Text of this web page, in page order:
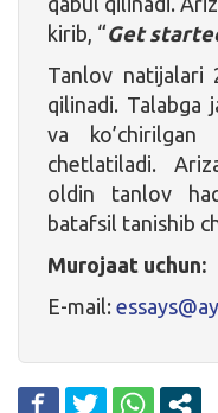
kirib, “Get
Tanlov natijalari
qilinadi. Talabga
va ko’chirilgan
chetlatiladi.
oldin tanlov
batafsil tanishib
Murojaat uchun:
E-mail: